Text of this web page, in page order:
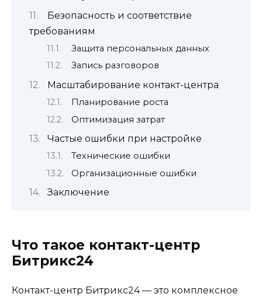
Безопасность и соответствие
требованиям
Защита персональных данных
Запись разговоров
Масштабирование контакт-центра
Планирование роста
Оптимизация затрат
Частые ошибки при настройке
Технические ошибки
Организационные ошибки
Заключение
Что такое контакт-центр
Битрикс24
Контакт-центр Битрикс24 — это комплексное